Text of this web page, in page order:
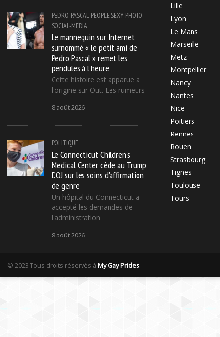
PEDRO-PASCAL PEOPLE SEXY-PHOTO
SOCIAL-MEDIA
Le mannequin sur Internet
surnommé « le petit ami de
Pedro Pascal » remet les
pendules à l'heure
Cette histoire est apparue à
l'origine sur Out. Les rumeurs
8 août 2026
POLITIQUE
Le Connecticut Children's
Medical Center cède au Trump
DOJ sur les soins d'affirmation
de genre
Un hôpital du Connecticut a
accepté les demandes de
l'administration
8 août 2026
Lille
Lyon
Le Mans
Marseille
Metz
Montpellier
Nancy
Nantes
Nice
Poitiers
Rennes
Rouen
Strasbourg
Tignes
Toulouse
Tours
© 2023 Tous droits réservés à My Gay Prides.